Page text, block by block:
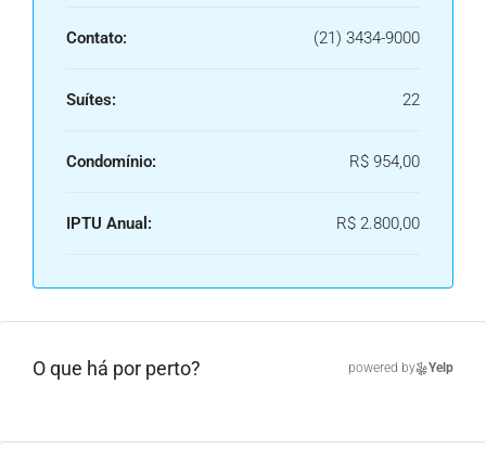
Contato: (21) 3434-9000
Suítes: 22
Condomínio: R$ 954,00
IPTU Anual: R$ 2.800,00
O que há por perto? powered by Yelp